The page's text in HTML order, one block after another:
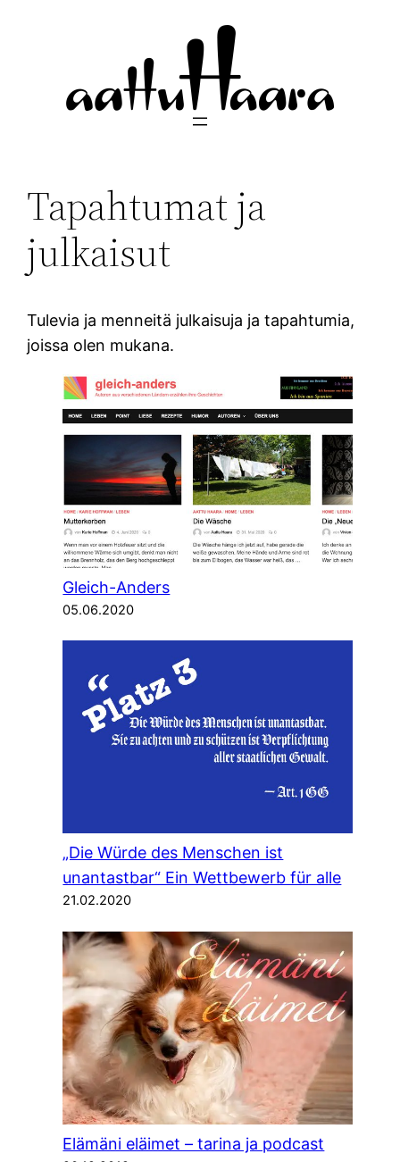
Tapahtumat ja
julkaisut
Tulevia ja menneitä julkaisuja ja tapahtumia,
joissa olen mukana.
Gleich-Anders
05.06.2020
„Die Würde des Menschen ist
unantastbar“ Ein Wettbewerb für alle
21.02.2020
Elämäni eläimet – tarina ja podcast